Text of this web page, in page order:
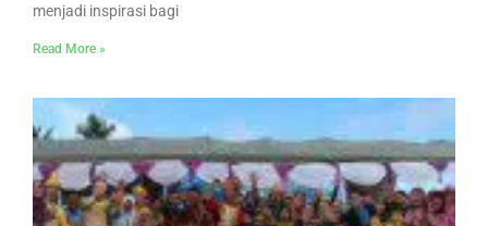
menjadi inspirasi bagi
Read More »